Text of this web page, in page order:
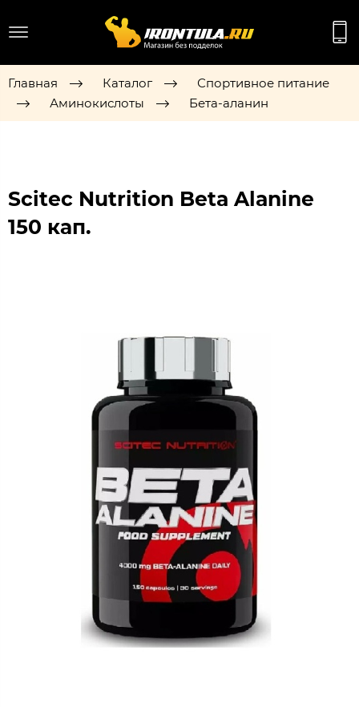
Главная Каталог
Спортивное питание
Аминокислоты
Бета-аланин
Scitec Nutrition Beta Alanine
150 кап.